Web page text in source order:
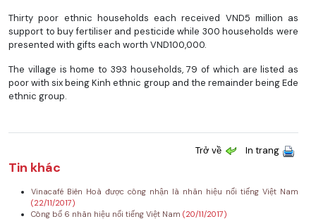
Thirty poor ethnic households each received VND5 million as
support to buy fertiliser and pesticide while 300 households were
presented with gifts each worth VND100,000.
The village is home to 393 households, 79 of which are listed as
poor with six being Kinh ethnic group and the remainder being Ede
ethnic group.
Trở về In trang
Tin khác
Vinacafé Biên Hoà được công nhận là nhãn hiệu nổi tiếng Việt Nam
(22/11/2017)
Công bố 6 nhãn hiệu nổi tiếng Việt Nam (20/11/2017)